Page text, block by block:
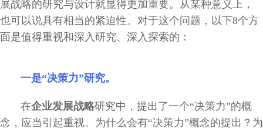
展战略的研究与设计就显得更加重要。从某种意义上，
也可以说具有相当的紧迫性。对于这个问题，以下8个方
面是值得重视和深入研究、深入探索的：
一是“决策力”研究。
在企业发展战略研究中，提出了一个“决策力”的概
念，应当引起重视。为什么会有“决策力”概念的提出？为